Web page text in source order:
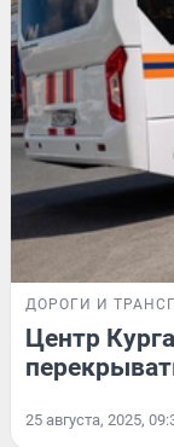
ДОРОГИ И
Центр
25 августа, 2025,